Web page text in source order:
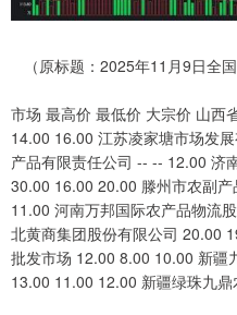
（原标题：2025年11月9日全
市场 最高价 最低价 大宗价 山西
14.00 16.00 江苏凌家塘市场发
产品有限责任公司 -- -- 12.00 济
30.00 16.00 20.00 滕州市农副
11.00 河南万邦国际农产品物流
北黄商集团股份有限公司 20.00
批发市场 12.00 8.00 10.00 新疆
13.00 11.00 12.00 新疆绿珠九